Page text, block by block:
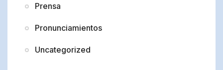
Prensa
Pronunciamientos
Uncategorized